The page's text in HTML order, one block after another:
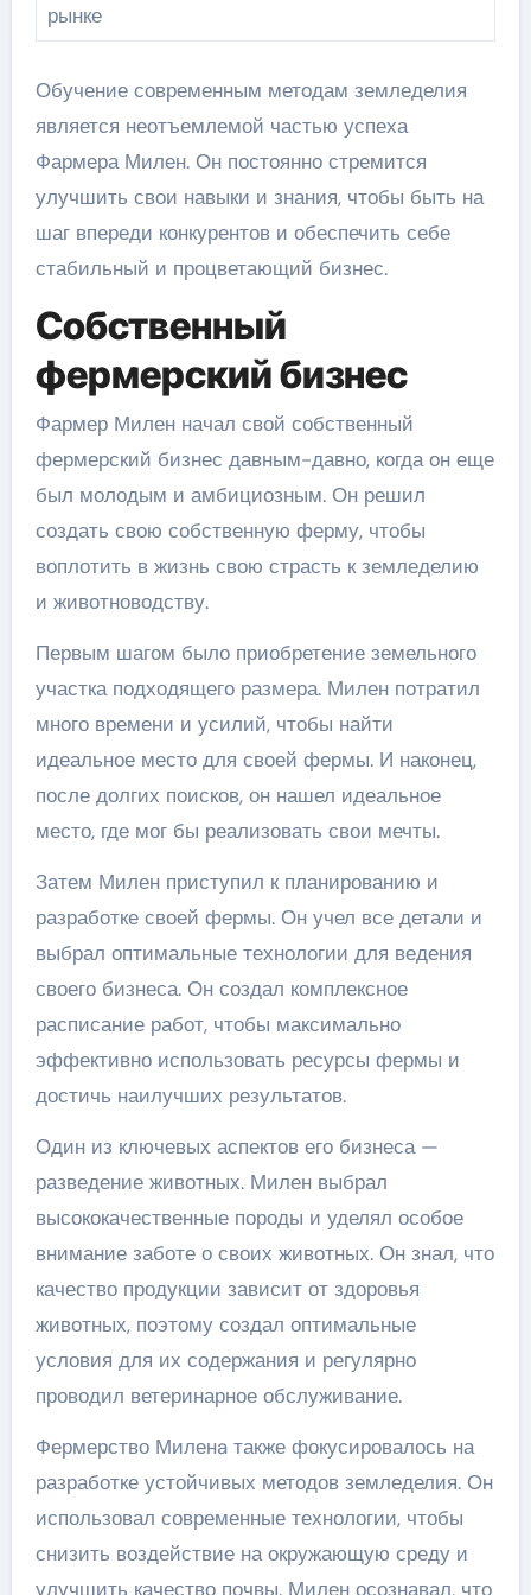
рынке
Обучение современным методам земледелия
является неотъемлемой частью успеха
Фармера Милен. Он постоянно стремится
улучшить свои навыки и знания, чтобы быть на
шаг впереди конкурентов и обеспечить себе
стабильный и процветающий бизнес.
Собственный
фермерский бизнес
Фармер Милен начал свой собственный
фермерский бизнес давным-давно, когда он еще
был молодым и амбициозным. Он решил
создать свою собственную ферму, чтобы
воплотить в жизнь свою страсть к земледелию
и животноводству.
Первым шагом было приобретение земельного
участка подходящего размера. Милен потратил
много времени и усилий, чтобы найти
идеальное место для своей фермы. И наконец,
после долгих поисков, он нашел идеальное
место, где мог бы реализовать свои мечты.
Затем Милен приступил к планированию и
разработке своей фермы. Он учел все детали и
выбрал оптимальные технологии для ведения
своего бизнеса. Он создал комплексное
расписание работ, чтобы максимально
эффективно использовать ресурсы фермы и
достичь наилучших результатов.
Один из ключевых аспектов его бизнеса —
разведение животных. Милен выбрал
высококачественные породы и уделял особое
внимание заботе о своих животных. Он знал, что
качество продукции зависит от здоровья
животных, поэтому создал оптимальные
условия для их содержания и регулярно
проводил ветеринарное обслуживание.
Фермерство Миленa также фокусировалось на
разработке устойчивых методов земледелия. Он
использовал современные технологии, чтобы
снизить воздействие на окружающую среду и
улучшить качество почвы. Милен осознавал, что